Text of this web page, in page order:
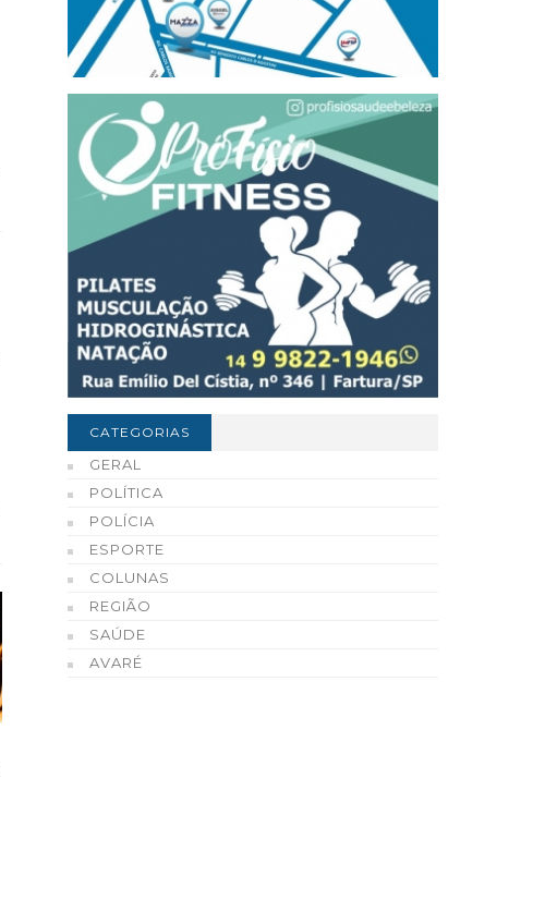
CATEGORIAS
GERAL
POLÍTICA
POLÍCIA
ESPORTE
COLUNAS
REGIÃO
SAÚDE
AVARÉ